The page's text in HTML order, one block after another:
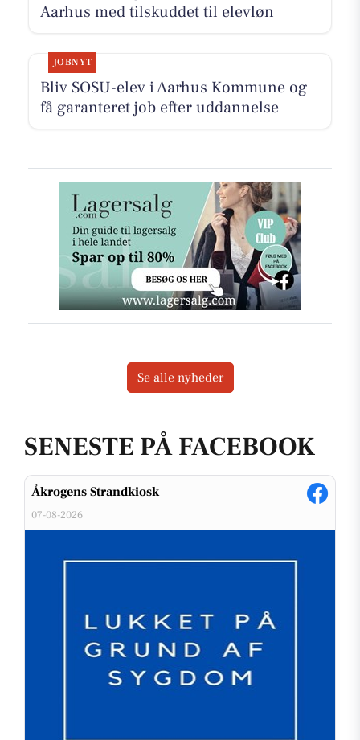
SENESTE PÅ FACEBOOK
Åkrogens Strandkiosk
07-08-2026
Aarhus med tilskuddet til elevløn
JOBNYT
Bliv SOSU-elev i Aarhus Kommune og
få garanteret job efter uddannelse
Se alle nyheder